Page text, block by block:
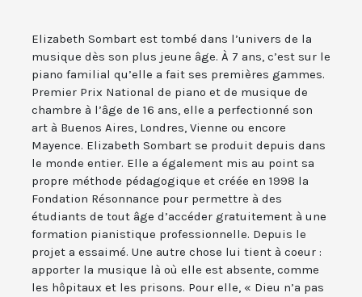
Elizabeth Sombart est tombé dans l’univers de la
musique dès son plus jeune âge. À 7 ans, c’est sur le
piano familial qu’elle a fait ses premières gammes.
Premier Prix National de piano et de musique de
chambre à l’âge de 16 ans, elle a perfectionné son
art à Buenos Aires, Londres, Vienne ou encore
Mayence. Elizabeth Sombart se produit depuis dans
le monde entier. Elle a également mis au point sa
propre méthode pédagogique et créée en 1998 la
Fondation Résonnance pour permettre à des
étudiants de tout âge d’accéder gratuitement à une
formation pianistique professionnelle. Depuis le
projet a essaimé. Une autre chose lui tient à coeur :
apporter la musique là où elle est absente, comme
les hôpitaux et les prisons. Pour elle, « Dieu n’a pas